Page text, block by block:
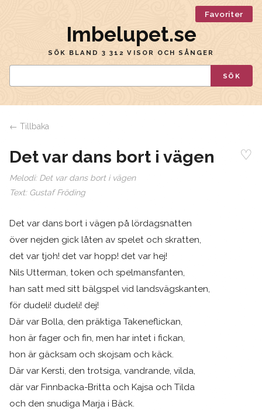
Favoriter
Imbelupet.se
SÖK BLAND 3 312 VISOR OCH SÅNGER
SÖK
← Tillbaka
Det var dans bort i vägen ♡
Melodi: Det var dans bort i vägen
Text: Gustaf Fröding
Det var dans bort i vägen på lördagsnatten
över nejden gick låten av spelet och skratten,
det var tjoh! det var hopp! det var hej!
Nils Utterman, token och spelmansfanten,
han satt med sitt bälgspel vid landsvägskanten,
för dudeli! dudeli! dej!
Där var Bolla, den präktiga Takeneflickan,
hon är fager och fin, men har intet i fickan,
hon är gäcksam och skojsam och käck.
Där var Kersti, den trotsiga, vandrande, vilda,
där var Finnbacka-Britta och Kajsa och Tilda
och den snudiga Marja i Bäck.